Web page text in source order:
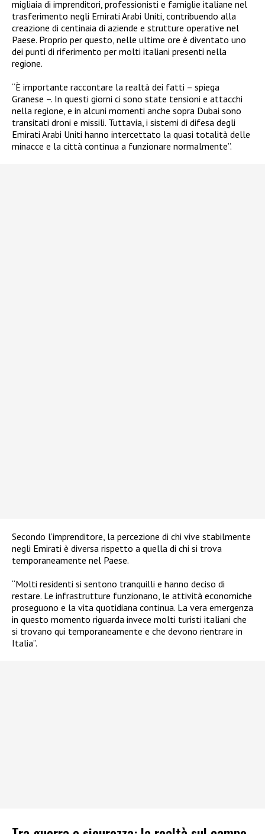
migliaia di imprenditori, professionisti e famiglie italiane nel
trasferimento negli Emirati Arabi Uniti, contribuendo alla
creazione di centinaia di aziende e strutture operative nel
Paese. Proprio per questo, nelle ultime ore è diventato uno
dei punti di riferimento per molti italiani presenti nella
regione.
“È importante raccontare la realtà dei fatti – spiega
Granese –. In questi giorni ci sono state tensioni e attacchi
nella regione, e in alcuni momenti anche sopra Dubai sono
transitati droni e missili. Tuttavia, i sistemi di difesa degli
Emirati Arabi Uniti hanno intercettato la quasi totalità delle
minacce e la città continua a funzionare normalmente”.
Secondo l’imprenditore, la percezione di chi vive stabilmente
negli Emirati è diversa rispetto a quella di chi si trova
temporaneamente nel Paese.
“Molti residenti si sentono tranquilli e hanno deciso di
restare. Le infrastrutture funzionano, le attività economiche
proseguono e la vita quotidiana continua. La vera emergenza
in questo momento riguarda invece molti turisti italiani che
si trovano qui temporaneamente e che devono rientrare in
Italia”.